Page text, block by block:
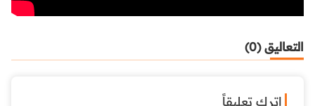
التعاليق (0)
اترك تعليقاً